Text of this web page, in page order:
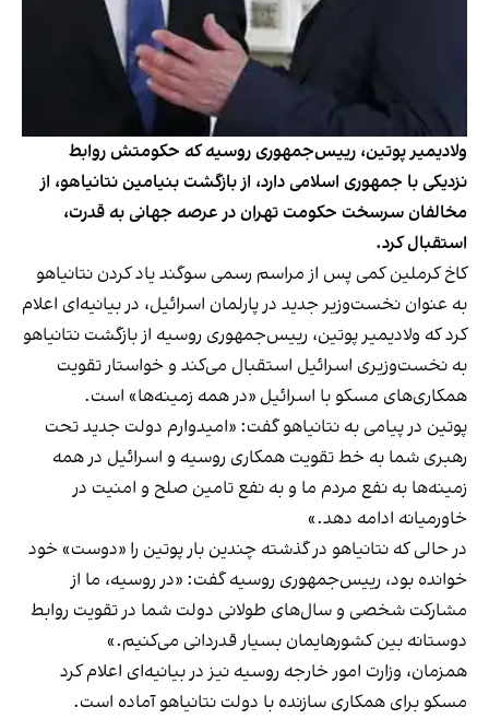
ولادیمیر پوتین، رییس‌جمهوری روسیه که حکومتش روابط
نزدیکی با جمهوری اسلامی دارد، از بازگشت بنیامین نتانیاهو، از
مخالفان سرسخت حکومت تهران در عرصه جهانی به قدرت،
استقبال کرد.
کاخ کرملین کمی پس از مراسم رسمی سوگند یاد کردن نتانیاهو
به عنوان نخست‌وزیر جدید در پارلمان اسرائیل، در بیانیه‌ای اعلام
کرد که ولادیمیر پوتین، رییس‌جمهوری روسیه از بازگشت نتانیاهو
به نخست‌وزیری اسرائیل استقبال می‌کند و خواستار تقویت
همکاری‌های مسکو با اسرائیل «در همه زمینه‌ها» است.
پوتین در پیامی به نتانیاهو گفت: «امیدوارم دولت جدید تحت
رهبری شما به خط تقویت همکاری روسیه و اسرائیل در همه
زمینه‌ها به نفع مردم ما و به نفع تامین صلح و امنیت در
خاورمیانه ادامه دهد.»
در حالی که نتانیاهو در گذشته چندین بار پوتین را «دوست» خود
خوانده بود، رییس‌جمهوری روسیه گفت: «در روسیه، ما از
مشارکت شخصی و سال‌های طولانی دولت شما در تقویت روابط
دوستانه بین کشورهایمان بسیار قدردانی می‌کنیم.»
همزمان، وزارت امور خارجه روسیه نیز در بیانیه‌ای اعلام کرد
مسکو برای همکاری سازنده با دولت نتانیاهو آماده است.